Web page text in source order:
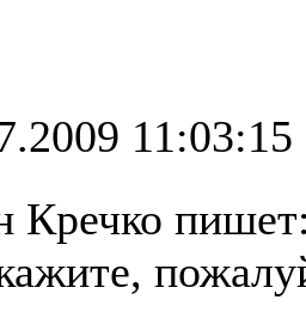
11:03:15
Кречко